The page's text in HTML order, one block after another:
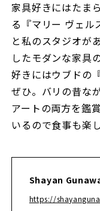
家具好きにはたま
る『マリー ヴェル
と私のスタジオが
したモダンな家具
好きにはウブドの
ぜひ。バリの昔な
アートの両方を鑑
いるので食事も楽
Shayan
https://